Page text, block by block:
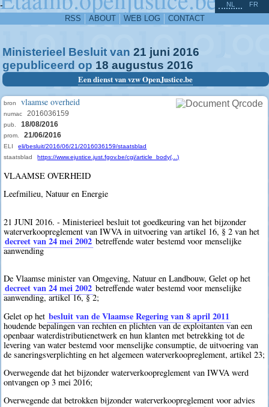
-
RSS ABOUT WEB LOG CONTACT
NL FR
Ministerieel Besluit van 21 juni 2016
gepubliceerd op 18 augustus 2016
Een dienst van vzw OpenJustice.be
bron vlaamse overheid
numac 2016036159
pub. 18/08/2016
prom. 21/06/2016
ELI
eli/besluit/2016/06/21/2016036159/staatsblad
staatsblad
https://www.ejustice.just.fgov.be/cgi/article_body(...)
VLAAMSE OVERHEID
Leefmilieu, Natuur en Energie
21 JUNI 2016. - Ministerieel besluit tot goedkeuring van het bijzonder
waterverkoopreglement van IWVA in uitvoering van artikel 16, § 2 van het
decreet van 24 mei 2002 betreffende water bestemd voor menselijke
aanwending
De Vlaamse minister van Omgeving, Natuur en Landbouw, Gelet op het
decreet van 24 mei 2002 betreffende water bestemd voor menselijke
aanwending, artikel 16, § 2;
Gelet op het besluit van de Vlaamse Regering van 8 april 2011
houdende bepalingen van rechten en plichten van de exploitanten van een
openbaar waterdistributienetwerk en hun klanten met betrekking tot de
levering van water bestemd voor menselijke consumptie, de uitvoering van
de saneringsverplichting en het algemeen waterverkoopreglement, artikel 23;
Overwegende dat het bijzonder waterverkoopreglement van IWVA werd
ontvangen op 3 mei 2016;
Overwegende dat betrokken bijzonder waterverkoopreglement voor advies
^